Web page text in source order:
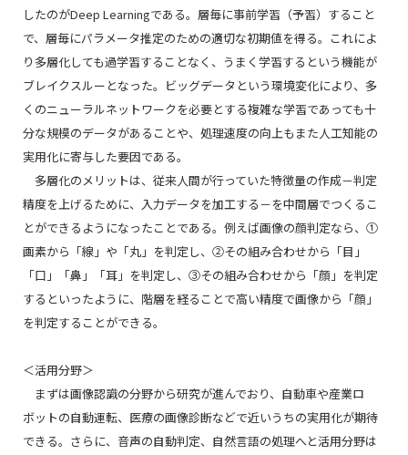
したのがDeep Learningである。層毎に事前学習（予習）すること
で、層毎にパラメータ推定のための適切な初期値を得る。これによ
り多層化しても過学習することなく、うまく学習するという機能が
ブレイクスルーとなった。ビッグデータという環境変化により、多
くのニューラルネットワークを必要とする複雑な学習であっても十
分な規模のデータがあることや、処理速度の向上もまた人工知能の
実用化に寄与した要因である。
多層化のメリットは、従来人間が行っていた特徴量の作成－判定
精度を上げるために、入力データを加工する－を中間層でつくるこ
とができるようになったことである。例えば画像の顔判定なら、①
画素から「線」や「丸」を判定し、②その組み合わせから「目」
「口」「鼻」「耳」を判定し、③その組み合わせから「顔」を判定
するといったように、階層を経ることで高い精度で画像から「顔」
を判定することができる。
＜活用分野＞
まずは画像認識の分野から研究が進んでおり、自動車や産業ロ
ボットの自動運転、医療の画像診断などで近いうちの実用化が期待
できる。さらに、音声の自動判定、自然言語の処理へと活用分野は